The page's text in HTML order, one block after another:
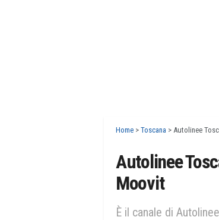
Home > Toscana > Autolinee
Autolinee
Moovit
È il canale di